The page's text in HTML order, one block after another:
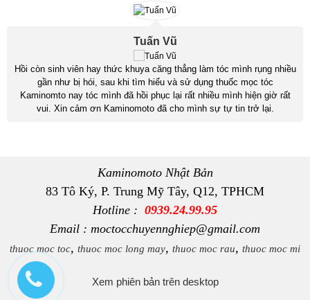
Tuấn Vũ
Hồi còn sinh viên hay thức khuya căng thẳng làm tóc mình rụng nhiều
gần như bị hói, sau khi tìm hiểu và sử dụng thuốc mọc tóc
Kaminomto nay tóc mình đã hồi phục lại rất nhiều mình hiện giờ rất
vui. Xin cảm ơn Kaminomoto đã cho mình sự tự tin trở lại.
Kaminomoto Nhật Bản
83 Tô Ký, P. Trung Mỹ Tây, Q12, TPHCM
Hotline : 0939.24.99.95
Email : moctocchuyennghiep@gmail.com
thuoc moc toc, thuoc moc long may, thuoc moc rau, thuoc moc mi
Xem phiên bản trên desktop